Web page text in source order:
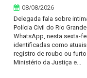
08/08/2026
Delegada fala sobre
Polícia Civil do Rio
WhatsApp, nesta sexta-
identificadas como
registro de roubo ou
Ministério da Justiça e...